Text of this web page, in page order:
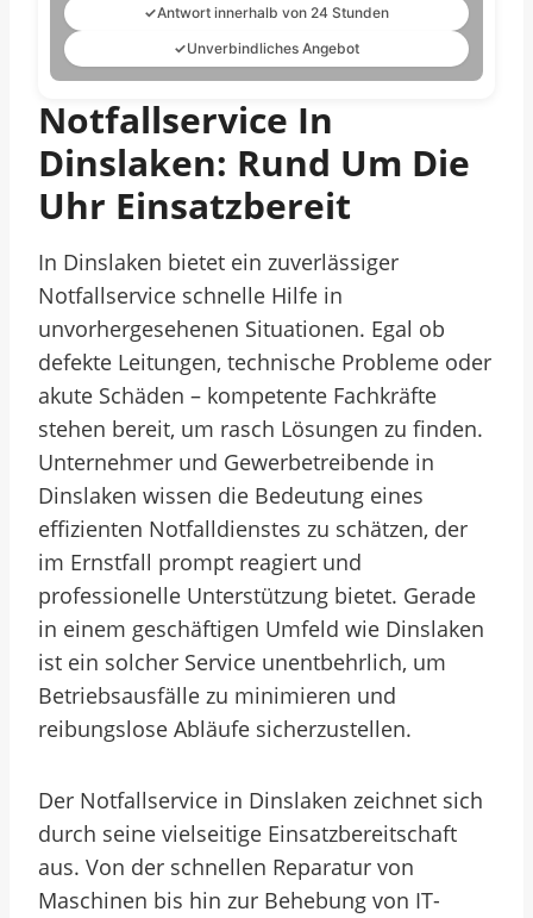
✓Antwort innerhalb von 24 Stunden
✓Unverbindliches Angebot
Notfallservice In
Dinslaken: Rund Um Die
Uhr Einsatzbereit
In Dinslaken bietet ein zuverlässiger
Notfallservice schnelle Hilfe in
unvorhergesehenen Situationen. Egal ob
defekte Leitungen, technische Probleme oder
akute Schäden – kompetente Fachkräfte
stehen bereit, um rasch Lösungen zu finden.
Unternehmer und Gewerbetreibende in
Dinslaken wissen die Bedeutung eines
effizienten Notfalldienstes zu schätzen, der
im Ernstfall prompt reagiert und
professionelle Unterstützung bietet. Gerade
in einem geschäftigen Umfeld wie Dinslaken
ist ein solcher Service unentbehrlich, um
Betriebsausfälle zu minimieren und
reibungslose Abläufe sicherzustellen.
Der Notfallservice in Dinslaken zeichnet sich
durch seine vielseitige Einsatzbereitschaft
aus. Von der schnellen Reparatur von
Maschinen bis hin zur Behebung von IT-